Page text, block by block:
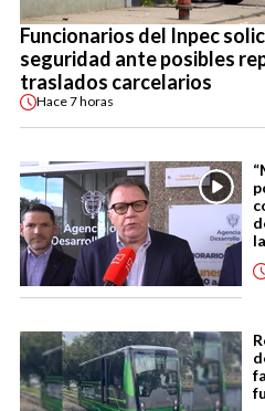
Funcionarios del Inpec
seguridad ante posibles
traslados carcelarios
Hace7 horas